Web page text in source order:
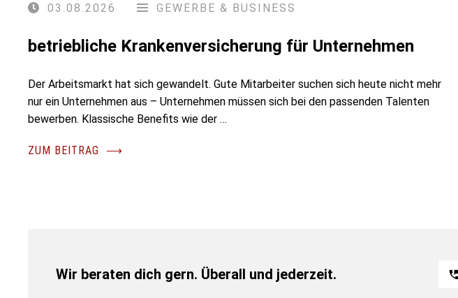
03.08.2026 GEWERBE & BUSINESS
betriebliche Krankenversicherung für Unternehmen
Der Arbeitsmarkt hat sich gewandelt. Gute Mitarbeiter suchen sich heute nicht mehr
nur ein Unternehmen aus – Unternehmen müssen sich bei den passenden Talenten
bewerben. Klassische Benefits wie der …
ZUM BEITRAG ⟶
Wir beraten dich gern. Überall und jederzeit.